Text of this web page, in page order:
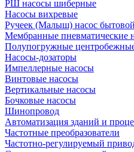
РШ насосы шиберные
Насосы вихревые
Ручеек (Малыш) насос
Мембранные пневматические
Полупогружные
Насосы-дозаторы
Импеллерные насосы
Винтовые насосы
Вертикальные насосы
Бочковые насосы
Шинопровод
Автоматизация зданий и
Частотные преобразователи
Частотно-регулируемый